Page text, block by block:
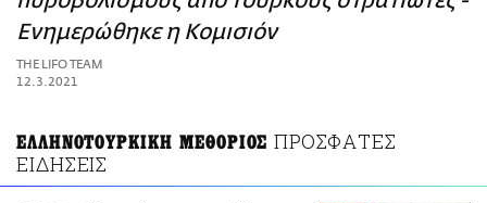
ΑΜΠΑ
PRINT
Ενημερώθηκε η Κομισιόν
THE LIFO TEAM
12.3.2021
ΕΛΛΗΝΟΤΟΥΡΚΙΚΗ ΜΕΘΟΡΙΟΣ ΠΡΟΣΦΑΤΕΣ
ΕΙΔΗΣΕΙΣ